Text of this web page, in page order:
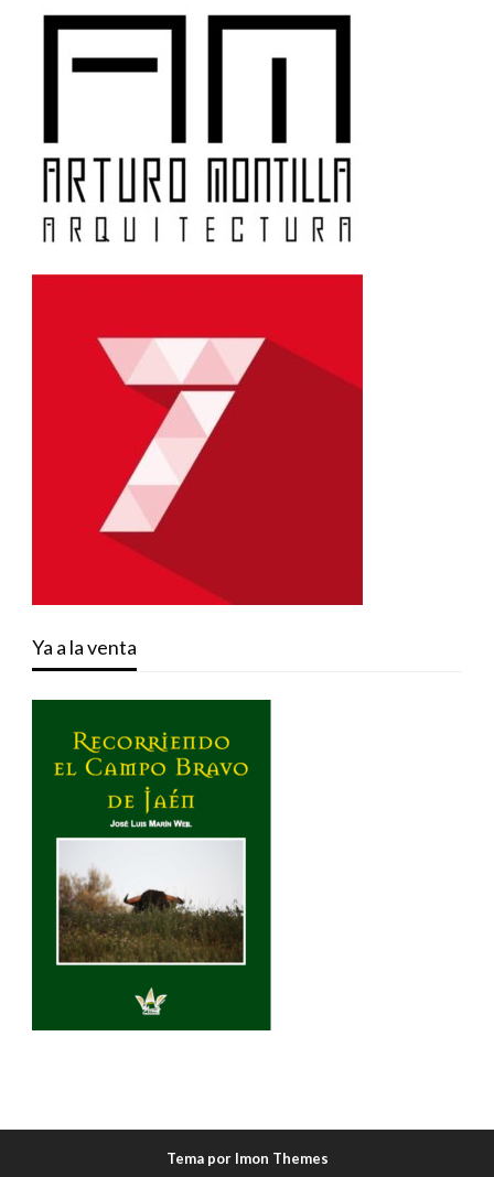
Ya a la venta
Tema por Imon Themes